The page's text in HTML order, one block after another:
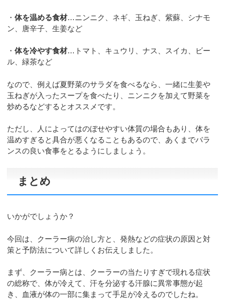
・体を温める食材…ニンニク、ネギ、玉ねぎ、紫蘇、シナモ
ン、唐辛子、生姜など
・体を冷やす食材…トマト、キュウリ、ナス、スイカ、ビー
ル、緑茶など
なので、例えば夏野菜のサラダを食べるなら、一緒に生姜や
玉ねぎが入ったスープを食べたり、ニンニクを加えて野菜を
炒めるなどするとオススメです。
ただし、人によってはのぼせやすい体質の場合もあり、体を
温めすぎると具合が悪くなることもあるので、あくまでバラ
ンスの良い食事をとるようにしましょう。
まとめ
いかがでしょうか？
今回は、クーラー病の治し方と、発熱などの症状の原因と対
策と予防法について詳しくお伝えしました。
まず、クーラー病とは、クーラーの当たりすぎで現れる症状
の総称で、体が冷えて、汗を分泌する汗腺に異常事態が起
き、血液が体の一部に集まって手足が冷えるのでしたね。